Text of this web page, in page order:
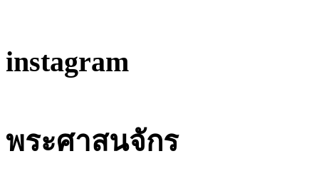
instagram
พระศาสนจักร